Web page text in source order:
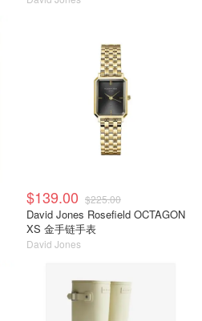
$139.00 $225.00
David Jones Rosefield OCTAGON
XS 金手链手表
David Jones